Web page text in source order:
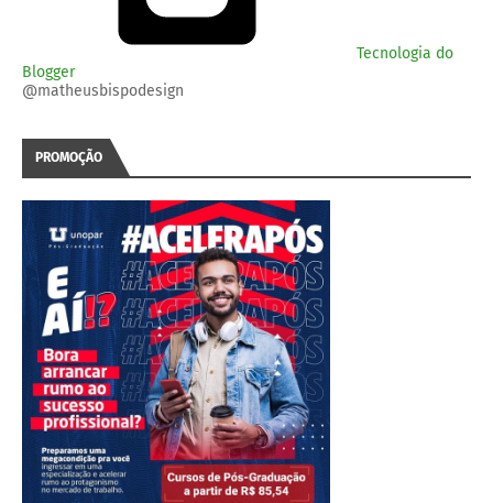
Tecnologia do
Blogger
@matheusbispodesign
PROMOÇÃO